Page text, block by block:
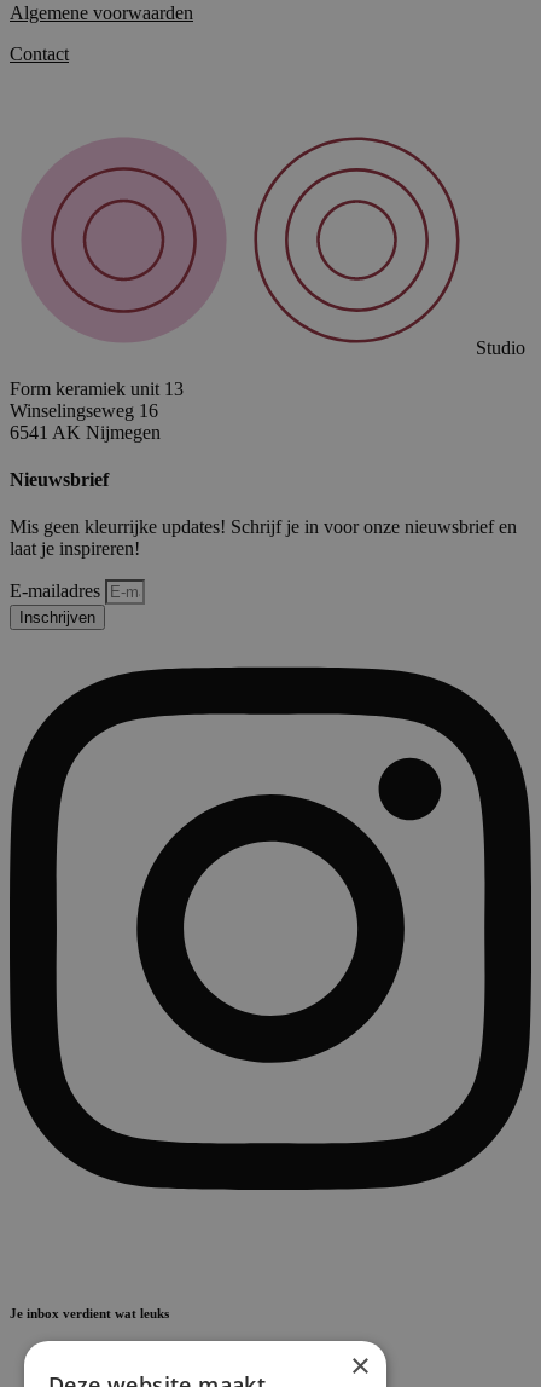
Algemene voorwaarden
Contact
Studio
Form keramiek unit 13
Winselingseweg 16
6541 AK Nijmegen
Nieuwsbrief
Mis geen kleurrijke updates! Schrijf je in voor onze nieuwsbrief en
laat je inspireren!
E-mailadres
Inschrijven
Je inbox verdient wat leuks
×